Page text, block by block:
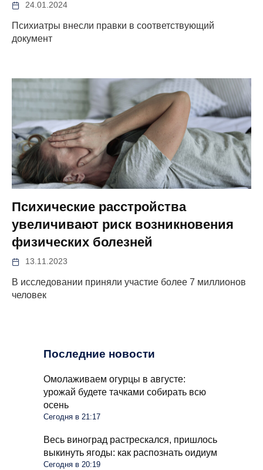
24.01.2024
Психиатры внесли правки в соответствующий
документ
Психические расстройства
увеличивают риск возникновения
физических болезней
13.11.2023
В исследовании приняли участие более 7 миллионов
человек
Последние новости
Омолаживаем огурцы в августе:
урожай будете тачками собирать всю
осень
Сегодня в 21:17
Весь виноград растрескался, пришлось
выкинуть ягоды: как распознать оидиум
Сегодня в 20:19